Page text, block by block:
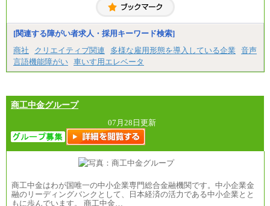
■(株)JTBコミュニケーションデザイン
総合職 月給230,000円
みなし残業手当：20,000円（一律支給）※みなし
残業手当の残業時間は10.43時間。
間に応じて、時間外手当等を支給。
エリアサポート職 月給188,000円
■（株）JTBグローバルマーケティング＆トラベル
訪日事業職 月給202,000～227,000円＋地域間調整
給
※詳細はJTBキャリアサイトよりご確認ください。
■(株)JTBビジネストランスフォーム
総合職 月給205,000～225,000円＋地域間調整給
※詳細はJTBキャリアサイトよりご確認ください。
■(株)JTBデータサービス ※2027年新卒募集終了
[関連する障がい者求人・採用キーワード検索]
商社
クリエイティブ関連 多様な雇用形態を導入している企業
音声
言語機能障がい 車いす用エレベータ
商工中金グループ
07月28日更新
商工中金はわが国唯一の中小企業専門総合金融機関です。中小企業金
融のリーディングバンクとして、日本経済の活力である中小企業とと
もに歩んでいます。 商工中金…